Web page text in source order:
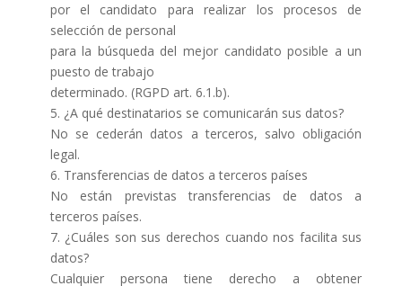
por el candidato para realizar los procesos de
selección de personal
para la búsqueda del mejor candidato posible a un
puesto de trabajo
determinado. (RGPD art. 6.1.b).
5. ¿A qué destinatarios se comunicarán sus datos?
No se cederán datos a terceros, salvo obligación
legal.
6. Transferencias de datos a terceros países
No están previstas transferencias de datos a
terceros países.
7. ¿Cuáles son sus derechos cuando nos facilita sus
datos?
Cualquier persona tiene derecho a obtener